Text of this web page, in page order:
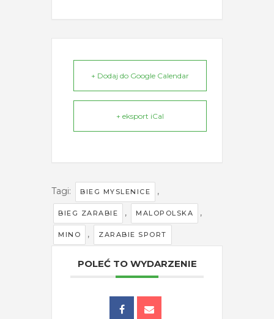
+ Dodaj do Google Calendar
+ eksport iCal
Tagi: BIEG MYSLENICE ,
BIEG ZARABIE , MALOPOLSKA ,
MINO , ZARABIE SPORT
POLEĆ TO WYDARZENIE